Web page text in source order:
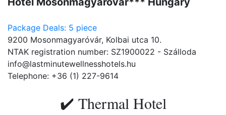
Package Deals: 5 piece
9200 Mosonmagyaróvár, Kolbai utca 10.
NTAK registration number: SZ1900022 - Szálloda
info@lastminutewellnesshotels.hu
Telephone: +36 (1) 227-9614
✔️ Thermal Hotel